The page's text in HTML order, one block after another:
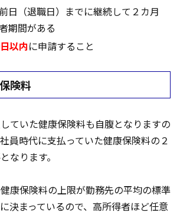
日（退職日）までに継続して２カ月
期間がある
以内に申請すること
険料
ていた健康保険料も自腹となりますの
員時代に支払っていた健康保険料の２
なります。
康保険料の上限が勤務先の平均の標準
決まっているので、高所得者ほど任意